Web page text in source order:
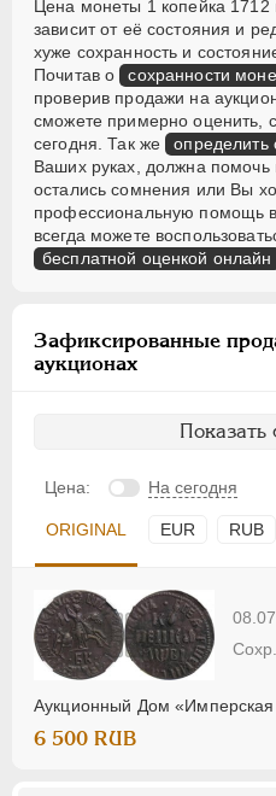
Цена монеты 1 копейка
зависит от её состояния и
хуже сохранность и
Почитав о сохранности
проверив продажи на
сможете примерно оценить,
сегодня. Так же определить
Ваших руках, должна помочь
остались сомнения или Вы
профессиональную помощь
всегда можете
бесплатной оценкой онлайн
Зафиксированные
аукционах
Показать
Цена: На сегодня
ORIGINAL EUR RUB
Аукционный Дом
6 500 RUB